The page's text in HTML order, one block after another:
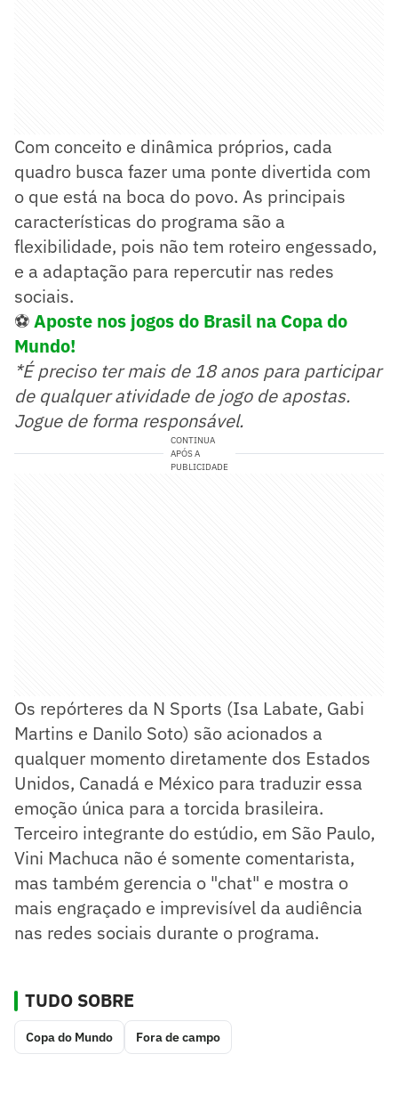
Com conceito e dinâmica próprios, cada
quadro busca fazer uma ponte divertida com
o que está na boca do povo. As principais
características do programa são a
flexibilidade, pois não tem roteiro engessado,
e a adaptação para repercutir nas redes
sociais.
⚽Aposte nos jogos do Brasil na Copa do
Mundo!
*É preciso ter mais de 18 anos para participar
de qualquer atividade de jogo de apostas.
Jogue de forma responsável.
CONTINUA
APÓS A
PUBLICIDADE
Os repórteres da N Sports (Isa Labate, Gabi
Martins e Danilo Soto) são acionados a
qualquer momento diretamente dos Estados
Unidos, Canadá e México para traduzir essa
emoção única para a torcida brasileira.
Terceiro integrante do estúdio, em São Paulo,
Vini Machuca não é somente comentarista,
mas também gerencia o "chat" e mostra o
mais engraçado e imprevisível da audiência
nas redes sociais durante o programa.
TUDO SOBRE
Copa do Mundo Fora de campo